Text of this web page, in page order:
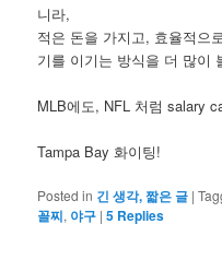
니라,
적은 돈을 가지고, 효율적으
기를 이기는 방식을 더 많이
MLB에도, NFL 처럼 salary
Tampa Bay 화이팅!
Posted in 긴 생각, 짧은 글 |
꼴찌, 야구 |5 Replies